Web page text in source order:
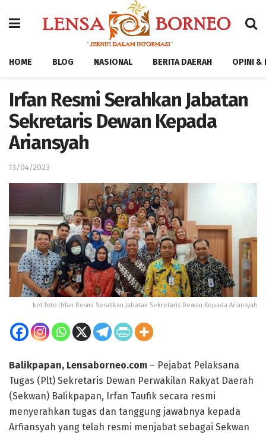
HOME BLOG NASIONAL BERITA DAERAH OPINI &
Irfan Resmi Serahkan Jabatan
Sekretaris Dewan Kepada
Ariansyah
13/04/2023
ket foto :Irfan Resmi Serahkan Jabatan Sekretaris Dewan Kepada Ariansyah
Balikpapan, Lensaborneo.com – Pejabat Pelaksana
Tugas (Plt) Sekretaris Dewan Perwakilan Rakyat Daerah
(Sekwan) Balikpapan, Irfan Taufik secara resmi
menyerahkan tugas dan tanggung jawabnya kepada
Arfiansyah yang telah resmi menjabat sebagai Sekwan